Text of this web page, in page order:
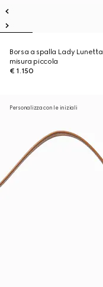
Borsa a spalla Lady Lunetta
misura piccola
€ 1.150
Personalizza con le iniziali